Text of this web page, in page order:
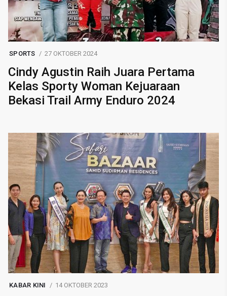
SPORTS 27 OKTOBER 2024
Cindy Agustin Raih Juara Pertama
Kelas Sporty Woman Kejuaraan
Bekasi Trail Army Enduro 2024
KABAR KINI 14 OKTOBER 2023